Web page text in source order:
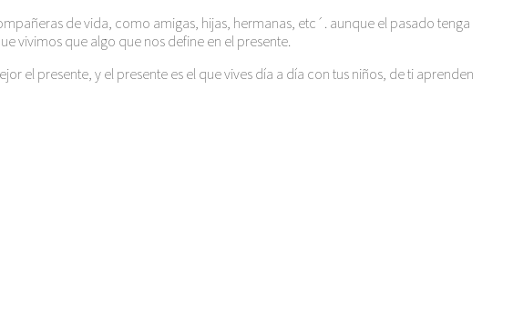
de vida, como amigas, hijas, hermanas, etc´. aunque el pasado tenga
vivimos que algo que nos define en el presente.
el presente, y el presente es el que vives día a día con tus niños, de ti aprenden